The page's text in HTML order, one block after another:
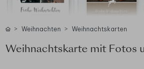
Weihnachten Weihnachtskarten
Weihnachtskarte mit Fotos